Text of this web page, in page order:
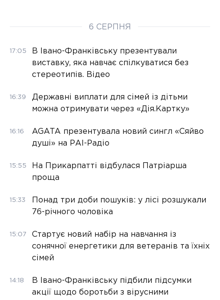
6 СЕРПНЯ
17:05
В Івано-Франківську презентували
виставку, яка навчає спілкуватися без
стереотипів. Відео
16:39
Державні виплати для сімей із дітьми
можна отримувати через «Дія.Картку»
16:16
AGATA презентувала новий сингл «Сяйво
душі» на РАІ-Радіо
15:55
На Прикарпатті відбулася Патріарша
проща
15:33
Понад три доби пошуків: у лісі розшукали
76-річного чоловіка
15:07
Стартує новий набір на навчання із
сонячної енергетики для ветеранів та їхніх
сімей
14:18
В Івано-Франківську підбили підсумки
акції щодо боротьби з вірусними